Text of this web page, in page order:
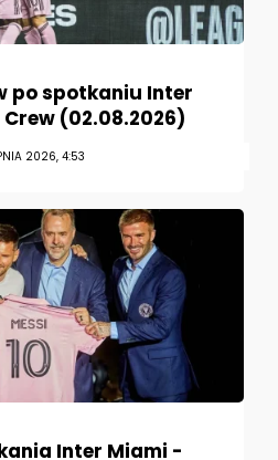
po spotkaniu Inter
(02.08.2026)
2026, 4:53
Inter Miami -